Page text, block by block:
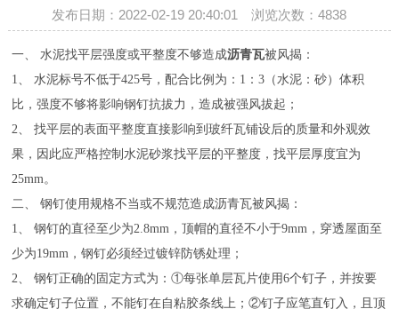
发布日期：2022-02-19 20:40:01 浏览次数：4838
一、 水泥找平层强度或平整度不够造成沥青瓦被风揭：
1、 水泥标号不低于425号，配合比例为：1：3（水泥：砂）体积
比，强度不够将影响钢钉抗拔力，造成被强风拔起；
2、 找平层的表面平整度直接影响到玻纤瓦铺设后的质量和外观效
果，因此应严格控制水泥砂浆找平层的平整度，找平层厚度宜为
25mm。
二、 钢钉使用规格不当或不规范造成沥青瓦被风揭：
1、 钢钉的直径至少为2.8mm，顶帽的直径不小于9mm，穿透屋面至
少为19mm，钢钉必须经过镀锌防锈处理；
2、 钢钉正确的固定方式为：①每张单层瓦片使用6个钉子，并按要
求确定钉子位置，不能钉在自粘胶条线上；②钉子应笔直钉入，且顶